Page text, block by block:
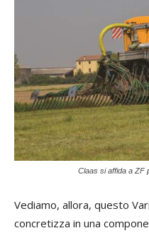
Claas si affida a ZF
Vediamo, allora, questo
concretizza in una